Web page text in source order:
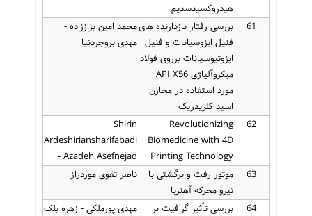
هیدروکسیدسدیم
61
بررسی رفتار بازدارنده های
فنیل ایزوسیانات و فنیل
ایزوتیوسیانات برروی فولاد
میکروآلیاژی API X56
مورد استفاده در مخازن
اسید کلریدریک
محمد امین بزاززاده -
مهدی بروجردنیا
62
Revolutionizing
Biomedicine with 4D
Printing Technology
Shirin
Ardeshiriansharifabadi
- Azadeh Asefnejad
63
موتور رفت و برگشتی با
نیرو محرکه آهنربا
ناصر تقوی موردراز
64
بررسی تأثیر گرافیت بر
مهدی پورملکی - زهره بلک